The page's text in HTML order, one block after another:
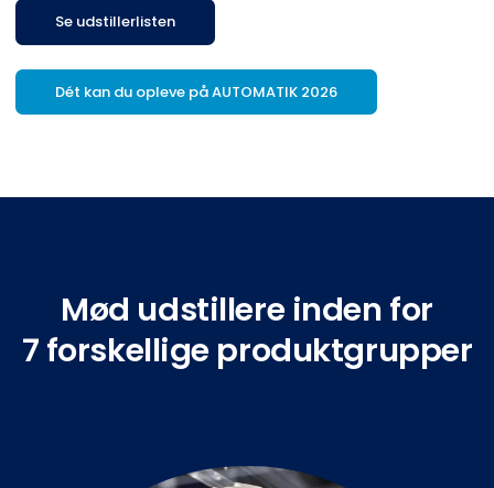
Se udstillerlisten
Dét kan du opleve på AUTOMATIK 2026
Mød udstillere inden for
7 forskellige produktgrupper